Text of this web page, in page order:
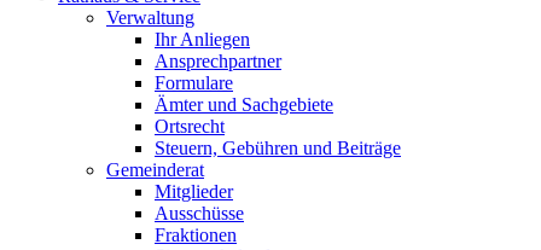
Verwaltung
Ihr Anliegen
Ansprechpartner
Formulare
Ämter und Sachgebiete
Ortsrecht
Steuern, Gebühren und Beiträge
Gemeinderat
Mitglieder
Ausschüsse
Fraktionen